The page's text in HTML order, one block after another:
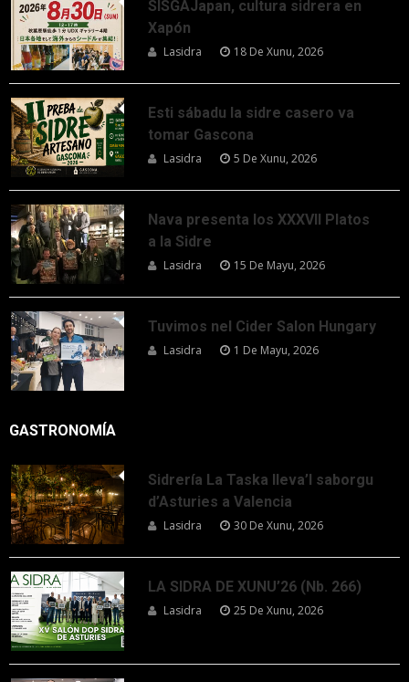
SISGAJapan, cultura sidrera en
Xapón
Lasidra 18 De Xunu, 2026
Esti sábadu la sidre casero va
tomar Gascona
Lasidra 5 De Xunu, 2026
Nava presenta los XXXVII Platos
a la Sidre
Lasidra 15 De Mayu, 2026
Tuvimos nel Cider Salon Hungary
Lasidra 1 De Mayu, 2026
GASTRONOMÍA
Sidrería La Taska lleva’l saborgu
d’Asturies a Valencia
Lasidra 30 De Xunu, 2026
LA SIDRA DE XUNU’26 (Nb. 266)
Lasidra 25 De Xunu, 2026